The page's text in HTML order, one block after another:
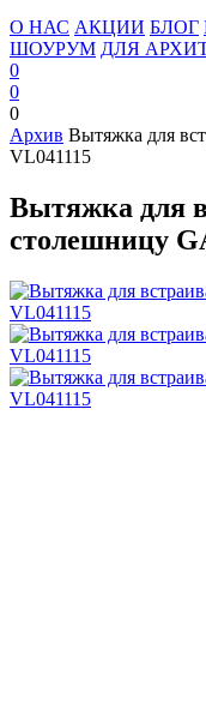
О НАС АКЦИИ БЛОГ
ШОУРУМ ДЛЯ
0
0
0
Архив Вытяжка для
VL041115
Вытяжка для
столешницу